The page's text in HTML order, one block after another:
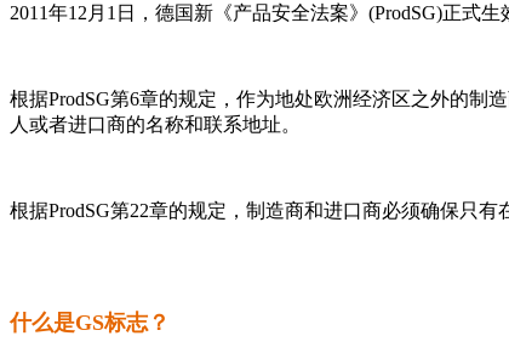
2011年12月1日，德国新《产品安全法案》(ProdSG)正式
根据ProdSG第6章的规定，作为地处欧洲经济区之外的制
人或者进口商的名称和联系地址。
根据ProdSG第22章的规定，制造商和进口商必须确保只
什么是GS标志？